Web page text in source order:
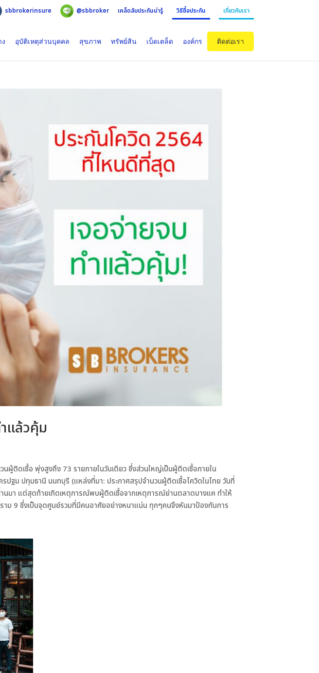
sbbrokerinsure @sbbroker เคล็ดลับประกันน่ารู้ วิธีซื้อประกัน เกี่ยวกับเรา
อุบัติเหตุส่วนบุคคล สุขภาพ ทรัพย์สิน เบ็ดเตล็ด องค์กร ติดต่อเรา
แล้วคุ้ม
ติดเชื้อ พุ่งสูงถึง 73 รายภายในวันเดียว ซึ่งส่วนใหญ่เป็นผู้ติดเชื้อภายใน
ฐม ปทุมธานี นนทบุรี (แหล่งที่มา: ประกาศสรุปจำนวนผู้ติดเชื้อโควิดในไทย วันที่
านมา แต่สุดท้ายเกิดเหตุการณ์พบผู้ติดเชื้อจากเหตุการณ์ย่านตลาดบางแค ทำให้
าม 9 ซึ่งเป็นจุดศูนย์รวมที่มีคนอาศัยอย่างหนาแน่น ทุกๆคนจึงหันมาป้องกันการ